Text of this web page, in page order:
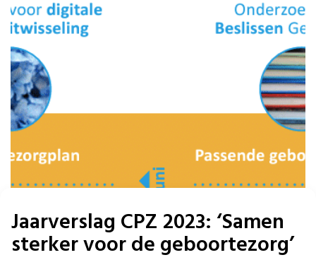
Jaarverslag CPZ 2023: ‘Samen
sterker voor de geboortezorg’